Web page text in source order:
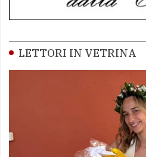
LETTORI IN VETRINA